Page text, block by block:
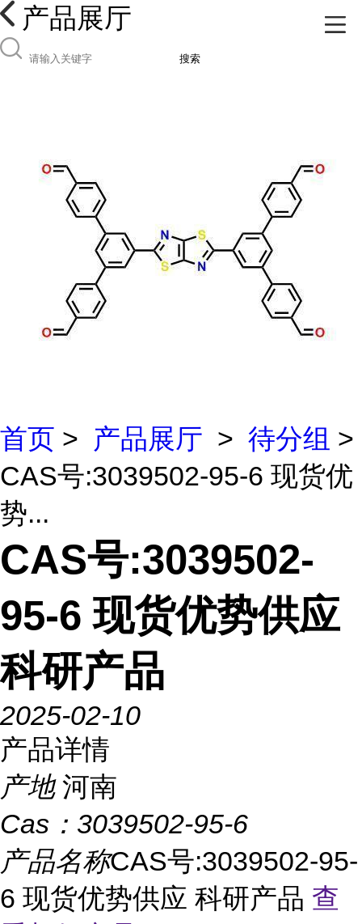
产品展厅
搜索
首页 > 产品展厅 > 待分组 >
CAS号:3039502-95-6 现货优
势...
CAS号:3039502-
95-6 现货优势供应
科研产品
2025-02-10
产品详情
产地 河南
Cas： 3039502-95-6
产品名称CAS号:3039502-95-
6 现货优势供应 科研产品 查